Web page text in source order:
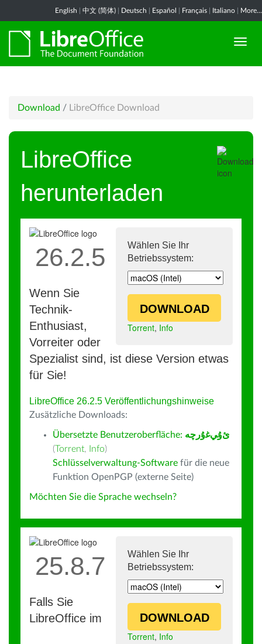
English 中文 (简体) Deutsch Español Français Italiano More...
Download / LibreOffice Download
LibreOffice
herunterladen
Wählen Sie Ihr
Betriebssystem:
DOWNLOAD
Torrent, Info
26.2.5
Wenn Sie
Technik-
Enthusiast,
Vorreiter oder
Spezialist sind, ist diese Version etwas
für Sie!
LibreOffice 26.2.5 Veröffentlichungshinweise
Zusätzliche Downloads:
Übersetzte Benutzeroberfläche: ﺉۇﻲﻏۇﺭچە
(Torrent, Info)
Schlüsselverwaltung-Software für die neue
Funktion OpenPGP (externe Seite)
Möchten Sie die Sprache wechseln?
Wählen Sie Ihr
Betriebssystem:
DOWNLOAD
Torrent, Info
25.8.7
Falls Sie
LibreOffice im